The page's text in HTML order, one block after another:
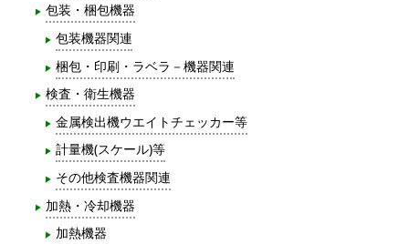
包装・梱包機器
包装機器関連
梱包・印刷・ラベラ－機器関連
検査・衛生機器
金属検出機ウエイトチェッカー等
計量機(スケール)等
その他検査機器関連
加熱・冷却機器
加熱機器